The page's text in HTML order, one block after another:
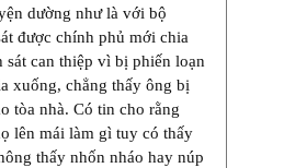
dường như là với bộ
được chính phủ mới chia
can thiệp vì bị phiến loạn
xuống, chẳng thấy ông bị
tòa nhà. Có tin cho rằng
lên mái làm gì tuy có thấy
thấy nhốn nháo hay núp